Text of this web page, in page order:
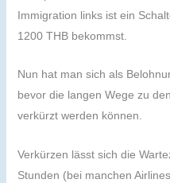
Immigration links ist ein
1200 THB bekommst.
Nun hat man sich als
bevor die langen Wege zu
verkürzt werden können.
Verkürzen lässt sich die
Stunden (bei manchen